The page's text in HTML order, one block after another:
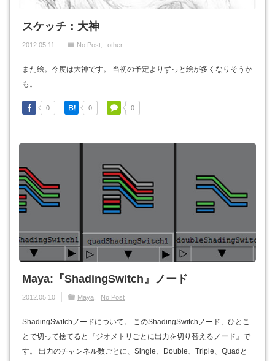
スケッチ：大神
2012.05.11 No Post other
また絵。今度は大神です。 当初の予定よりずっと絵が多くなりそうか
も。
0 0 0
Maya:『ShadingSwitch』ノード
2012.05.10 Maya No Post
ShadingSwitchノードについて。 このShadingSwitchノード、ひとこ
とで切って捨てると『ジオメトリごとに出力を切り替えるノード』で
す。 出力のチャンネル数ごとに、Single、Double、Triple、Quadと